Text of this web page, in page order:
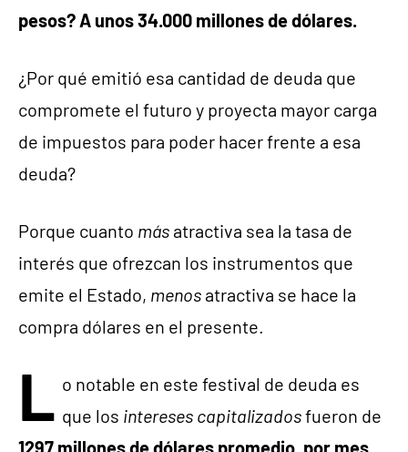
pesos? A unos 34.000 millones de dólares.
¿Por qué emitió esa cantidad de deuda que
compromete el futuro y proyecta mayor carga
de impuestos para poder hacer frente a esa
deuda?
Porque cuanto más atractiva sea la tasa de
interés que ofrezcan los instrumentos que
emite el Estado, menos atractiva se hace la
compra dólares en el presente.
L o notable en este festival de deuda es
que los intereses capitalizadosfueron de
1297 millones de dólares promedio, por mes